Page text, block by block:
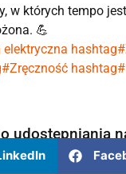
w których tempo
💪
udostępniania